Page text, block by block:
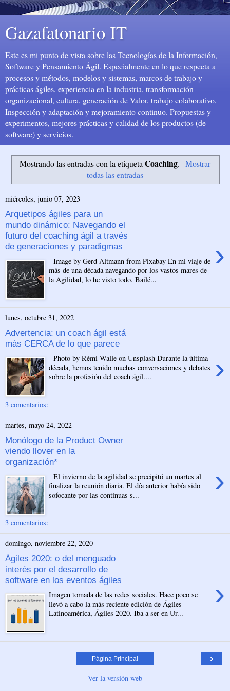
Gazafatonario IT
Este es mi punto de vista sobre las Tecnologías de la Información,
Software y Pensamiento Ágil. Especialmente en lo que respecta a
procesos y métodos, modelos y sistemas, marcos de trabajo y
prácticas ágiles, experiencia en la industria, transformación
organizacional, cultura, generación de Valor, trabajo colaborativo,
Inspección y adaptación y mejoramiento continuo. Propuestas y
experimentos, mejores prácticas y calidad de los productos (de
software) y servicios.
Mostrando las entradas con la etiquetaCoaching. Mostrar
todas las entradas
miércoles, junio 07, 2023
Arquetipos ágiles para un
mundo dinámico: Navegando el
futuro del coaching ágil a través
de generaciones y paradigmas
›
Image by Gerd Altmann from Pixabay En mi viaje de
más de una década navegando por los vastos mares de
la Agilidad, lo he visto todo. Bailé...
lunes, octubre 31, 2022
Advertencia: un coach ágil está
más CERCA de lo que parece
›
Photo by Rémi Walle on Unsplash Durante la última
década, hemos tenido muchas conversaciones y debates
sobre la profesión del coach ágil....
3 comentarios:
martes, mayo 24, 2022
Monólogo de la Product Owner
viendo llover en la
organización*
›
El invierno de la agilidad se precipitó un martes al
finalizar la reunión diaria. El día anterior había sido
sofocante por las continuas s...
3 comentarios:
domingo, noviembre 22, 2020
Ágiles 2020: o del menguado
interés por el desarrollo de
software en los eventos ágiles
›
Imagen tomada de las redes sociales. Hace poco se
llevó a cabo la más reciente edición de Ágiles
Latinoamérica, Ágiles 2020. Iba a ser en Ur...
›
Página Principal
Ver la versión web